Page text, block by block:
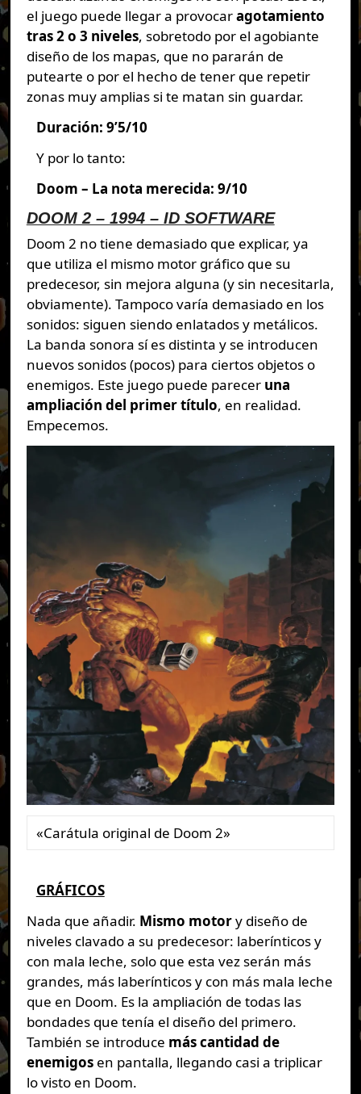
el juego puede llegar a provocaragotamiento
tras 2 o 3 niveles, sobretodo por el agobiante
diseño de los mapas, que no pararán de
putearte o por el hecho de tener que repetir
zonas muy amplias si te matan sin guardar.
Duración: 9’5/10
Y por lo tanto:
Doom – La nota merecida: 9/10
DOOM 2 – 1994 – ID SOFTWARE
Doom 2 no tiene demasiado que explicar, ya
que utiliza el mismo motor gráfico que su
predecesor, sin mejora alguna (y sin necesitarla,
obviamente). Tampoco varía demasiado en los
sonidos: siguen siendo enlatados y metálicos.
La banda sonora sí es distinta y se introducen
nuevos sonidos (pocos) para ciertos objetos o
enemigos. Este juego puede parecer una
ampliación del primer título, en realidad.
Empecemos.
«Carátula original de Doom 2»
GRÁFICOS
Nada que añadir. Mismo motory diseño de
niveles clavado a su predecesor: laberínticos y
con mala leche, solo que esta vez serán más
grandes, más laberínticos y con más mala leche
que en Doom. Es la ampliación de todas las
bondades que tenía el diseño del primero.
También se introduce más cantidad de
enemigosen pantalla, llegando casi a triplicar
lo visto en Doom.